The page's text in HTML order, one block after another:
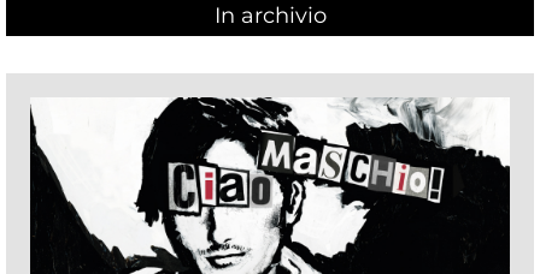
In archivio